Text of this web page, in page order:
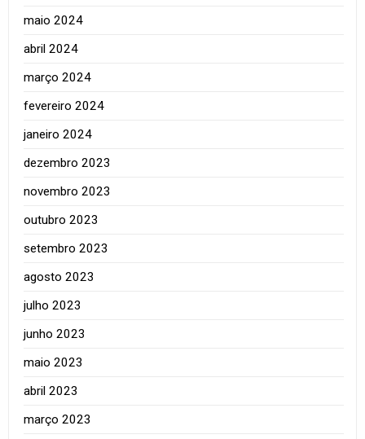
maio 2024
abril 2024
março 2024
fevereiro 2024
janeiro 2024
dezembro 2023
novembro 2023
outubro 2023
setembro 2023
agosto 2023
julho 2023
junho 2023
maio 2023
abril 2023
março 2023